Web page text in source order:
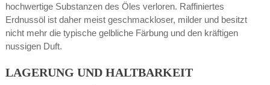
hochwertige Substanzen des Öles verloren. Raffiniertes
Erdnussöl ist daher meist geschmackloser, milder und besitzt
nicht mehr die typische gelbliche Färbung und den kräftigen
nussigen Duft.
LAGERUNG UND HALTBARKEIT